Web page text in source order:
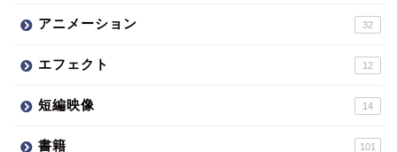
アニメーション 32
エフェクト 12
短編映像 14
書籍 101